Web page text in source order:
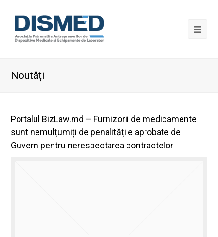
Noutăți
Portalul BizLaw.md – Furnizorii de medicamente
sunt nemulțumiți de penalitățile aprobate de
Guvern pentru nerespectarea contractelor